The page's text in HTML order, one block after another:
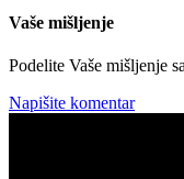
Vaše mišljenje
Podelite Vaše mišljenje
Napišite komentar